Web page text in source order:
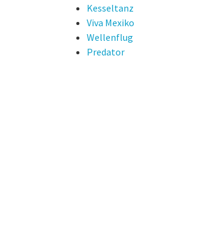
Kesseltanz
Viva Mexiko
Wellenflug
Predator